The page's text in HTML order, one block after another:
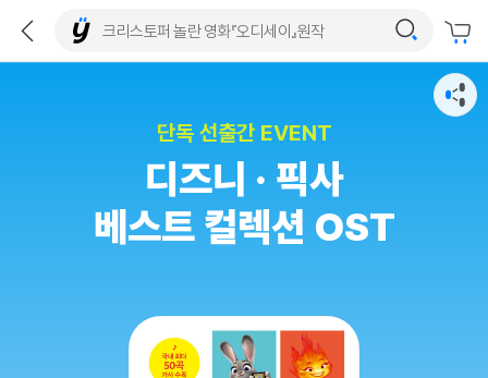
단독 선출간 EVENT
디즈니 · 픽사
베스트 컬렉션 OST